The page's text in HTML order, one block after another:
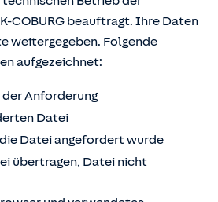
COBURG beauftragt. Ihre Daten
weitergegeben. Folgende
aufgezeichnet:
Anforderung
Datei
Datei angefordert wurde
übertragen, Datei nicht